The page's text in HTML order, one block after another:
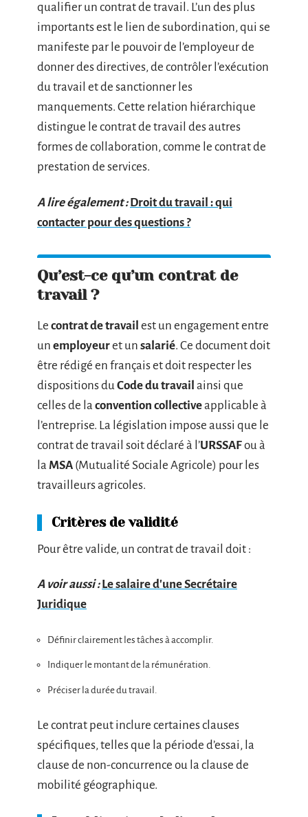
qualifier un contrat de travail. L’un des plus
importants est le lien de subordination, qui se
manifeste par le pouvoir de l’employeur de
donner des directives, de contrôler l’exécution
du travail et de sanctionner les
manquements. Cette relation hiérarchique
distingue le contrat de travail des autres
formes de collaboration, comme le contrat de
prestation de services.
A lire également : Droit du travail : qui
contacter pour des questions ?
Qu’est-ce qu’un contrat de
travail ?
Le contrat de travail est un engagement entre
un employeuret un salarié. Ce document doit
être rédigé en français et doit respecter les
dispositions du Code du travail ainsi que
celles de la convention collectiveapplicable à
l’entreprise. La législation impose aussi que le
contrat de travail soit déclaré à l’URSSAFou à
la MSA (Mutualité Sociale Agricole) pour les
travailleurs agricoles.
Critères de validité
Pour être valide, un contrat de travail doit :
A voir aussi : Le salaire d'une Secrétaire
Juridique
Définir clairement les tâches à accomplir.
Indiquer le montant de la rémunération.
Préciser la durée du travail.
Le contrat peut inclure certaines clauses
spécifiques, telles que la période d’essai, la
clause de non-concurrence ou la clause de
mobilité géographique.